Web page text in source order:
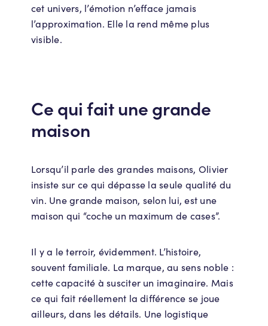
cet univers, l’émotion n’efface jamais
l’approximation. Elle la rend même plus
visible.
Ce qui fait une grande
maison
Lorsqu’il parle des grandes maisons, Olivier
insiste sur ce qui dépasse la seule qualité du
vin. Une grande maison, selon lui, est une
maison qui “coche un maximum de cases”.
Il y a le terroir, évidemment. L’histoire,
souvent familiale. La marque, au sens noble :
cette capacité à susciter un imaginaire. Mais
ce qui fait réellement la différence se joue
ailleurs, dans les détails. Une logistique